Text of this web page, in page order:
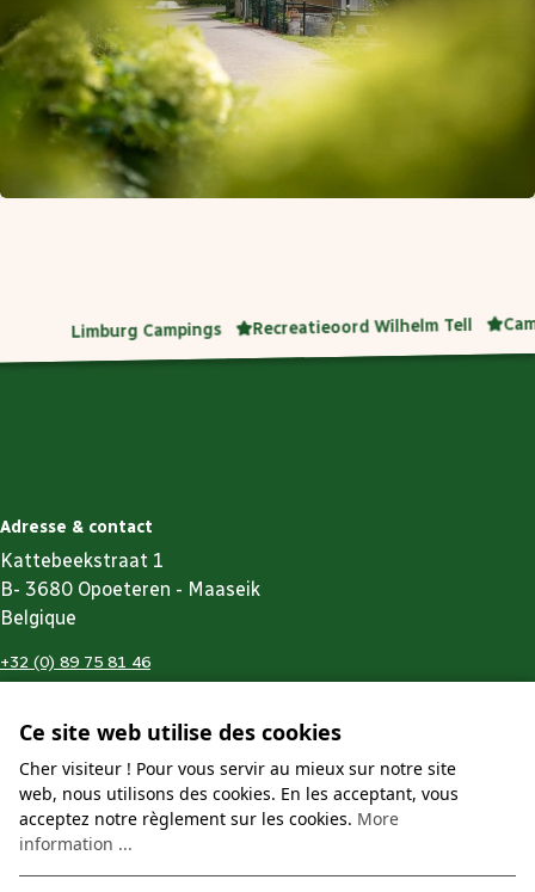
Limburg Campings Recreatieoord Wilhelm Tell
Adresse & contact
Kattebeekstraat 1
B- 3680 Opoeteren - Maaseik
Belgique
+32 (0) 89 75 81 46
Nos parcs
Votre deuxième chez-vous
Votre séjour
Équipements
Ce site web utilise des cookies
Cher visiteur ! Pour vous servir au mieux sur notre site
web, nous utilisons des cookies. En les acceptant, vous
acceptez notre règlement sur les cookies. More
information ...